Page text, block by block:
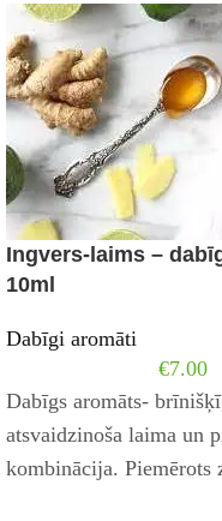
Ingvers-laims –
10ml
Dabīgi aromāti
€7.00
Dabīgs aromāts-
atsvaidzinoša laima un
kombinācija. Piemērots